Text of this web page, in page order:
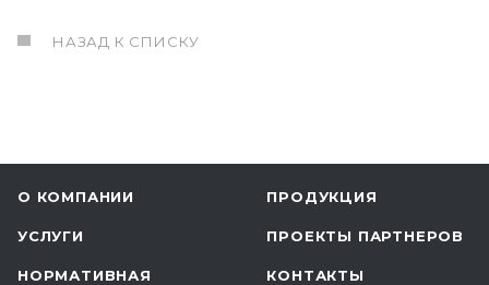
НАЗАД К СПИСКУ
О КОМПАНИИ ПРОДУКЦИЯ
УСЛУГИ ПРОЕКТЫ ПАРТНЕРОВ
НОРМАТИВНАЯ
КОНТАКТЫ